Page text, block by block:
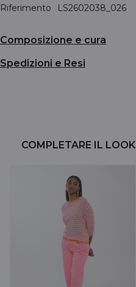
Riferimento
LS2602038_026
Composizione e cura
Spedizioni e Resi
COMPLETARE IL LOOK